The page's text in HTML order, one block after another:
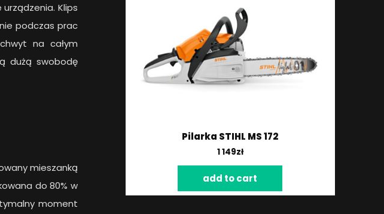
Klips
podczas prac
na całym
dużą swobodę
mieszanką
do 80% w
moment
Pilarka STIHL MS 172
1 149zł
add to cart